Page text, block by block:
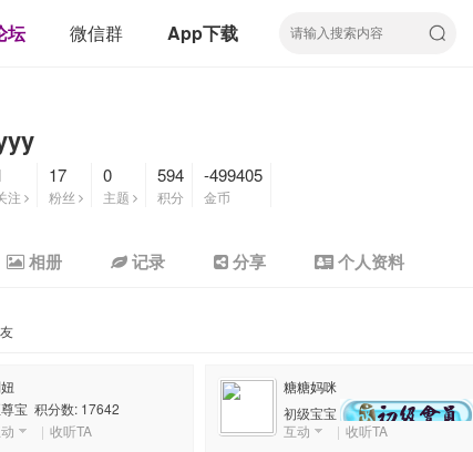
坛 微信群 App下载
注
17
粉丝
0
主题
594
积分
-499405
金币
相册 记录 分享 个人资料
宝 积分数: 17642
| 收听TA
糖糖妈咪
初级宝宝
积分数: 423
互动 | 收听TA